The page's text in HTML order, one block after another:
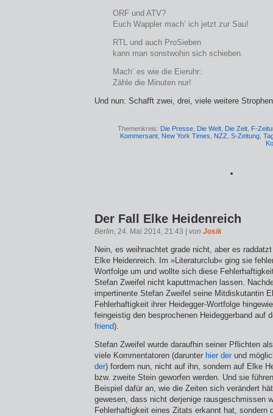
ORF und ATV?
Euch Wappler mach’ ich jetzt zur Sau!
RTL und auch ProSieben
kann man sonstwohin sich schieben.
Mach’ es wie die Eieruhr:
Zähle die Minuten nur!
Und nun: Schafft zwei, drei, viele weitere
Themenkreis: Die Presse Die Welt Die Zeit
F-
Kommersant New York Times NZZ S-Zeitung
*
Der Fall Elke Heidenreich
Berlin, 24. Mai 2014, 21:43 | von Josik
Nein, es weihnachtet grade nicht, aber es
Elke Heidenreich. Im »Literaturclub« ging sie
Wortfolge um und wollte sich diese
Stefan Zweifel nicht kaputtmachen lassen.
impertinente Stefan Zweifel seine Mitdiskutantin
Fehlerhaftigkeit ihrer Heidegger-Wortfolge
feingeistig den besprochenen Heideggerband auf
friend).
Stefan Zweifel wurde daraufhin seiner Pflichten
viele Kommentatoren (darunter hier der und
der) fordern nun, nicht auf ihn, sondern auf Elke
bzw. zweite Stein geworfen werden. Und sie
Beispiel dafür an, wie die Zeiten sich verändert
gewesen, dass nicht derjenige rausgeschmissen
Fehlerhaftigkeit eines Zitats erkannt hat, sondern